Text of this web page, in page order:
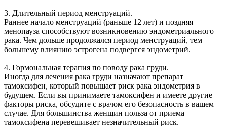
3. Длительный период менструаций.
Раннее начало менструаций (раньше 12 лет) и поздняя
менопауза способствуют возникновению эндометриального
рака. Чем дольше продолжался период менструаций, тем
большему влиянию эстрогена подвергся эндометрий.
4. Гормональная терапия по поводу рака груди.
Иногда для лечения рака груди назначают препарат
тамоксифен, который повышает риск рака эндометрия в
будущем. Если вы принимаете тамоксифен и имеете другие
факторы риска, обсудите с врачом его безопасность в вашем
случае. Для большинства женщин польза от приема
тамоксифена перевешивает незначительный риск.